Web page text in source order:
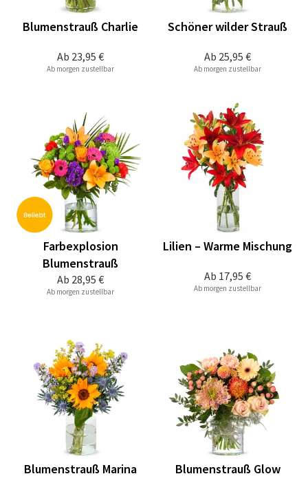
Ab 23,95 €
Blumenstrauß Charlie
Ab morgen zustellbar
Ab 25,95 €
Schöner wilder Strauß
Ab morgen zustellbar
Ab 28,95 €
Farbexplosion
Blumenstrauß
Ab morgen zustellbar
Ab 17,95 €
Lilien – Warme Mischung
Ab morgen zustellbar
Blumenstrauß Marina Blumenstrauß Glow